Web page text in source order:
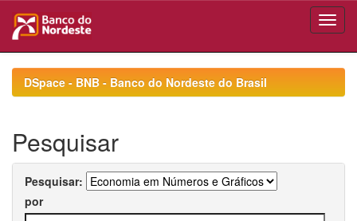
navigationDSpace - BNB - Banco do Nordeste do Brasil
Pesquisar
Pesquisar:
por